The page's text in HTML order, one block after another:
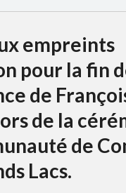
empreints
pour la fin
de
de la
de
Lacs.